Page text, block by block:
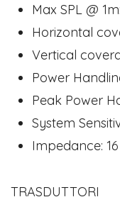
Max SPL @
Horizontal
Vertical
Power
Peak Power
System
Impedance:
TRASDUTTORI